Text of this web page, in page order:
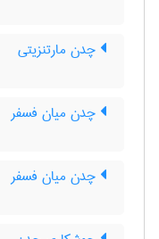
چدن مارتنزیتی
چدن میان فسفر
چدن میان فسفر